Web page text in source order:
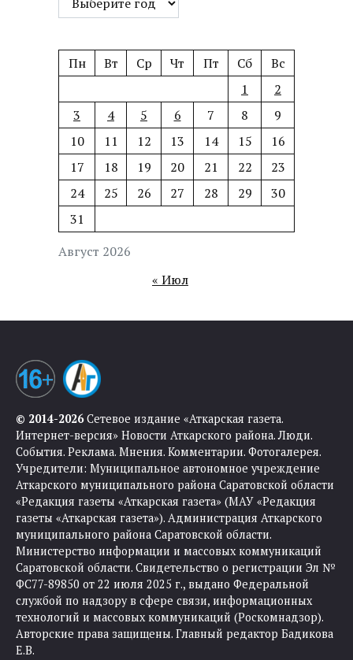
Август 2026
Пн Вт Ср Чт Пт Сб
Вс
1
2
3
4 5 6 7 8
9
10
11 12 13 14 15
16
17
18 19 20 21 22
23
24
25 26 27 28 29
30
31
« Июл
© 2014-2026Сетевое издание «Аткарская газета.
Интернет-версия» Новости Аткарского района. Люди.
События. Реклама. Мнения. Комментарии. Фотогалерея.
Учредители: Муниципальное автономное учреждение
Аткарского муниципального района Саратовской области
«Редакция газеты «Аткарская газета» (МАУ «Редакция
газеты «Аткарская газета»). Администрация Аткарского
муниципального района Саратовской области.
Министерство информации и массовых коммуникаций
Саратовской области. Свидетельство о регистрации Эл №
ФС77-89850 от 22 июля 2025 г., выдано Федеральной
службой по надзору в сфере связи, информационных
технологий и массовых коммуникаций (Роскомнадзор).
Авторские права защищены. Главный редактор Бадикова
Е.В.